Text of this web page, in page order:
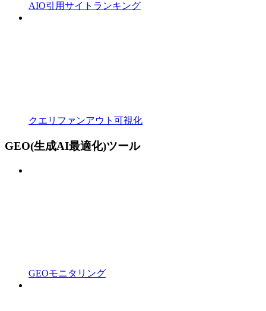
AIO引用サイトランキング
クエリファンアウト可視化
GEO(生成AI最適化)ツール
GEOモニタリング